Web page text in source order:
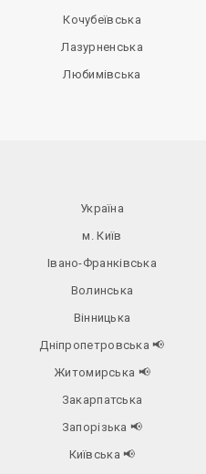
Кочубеївська
Лазурненська
Любимівська
Україна
м. Київ
Івано-Франківська
Волинська
Вінницька
Дніпропетровська📢
Житомирська 📢
Закарпатська
Запорізька 📢
Київська📢